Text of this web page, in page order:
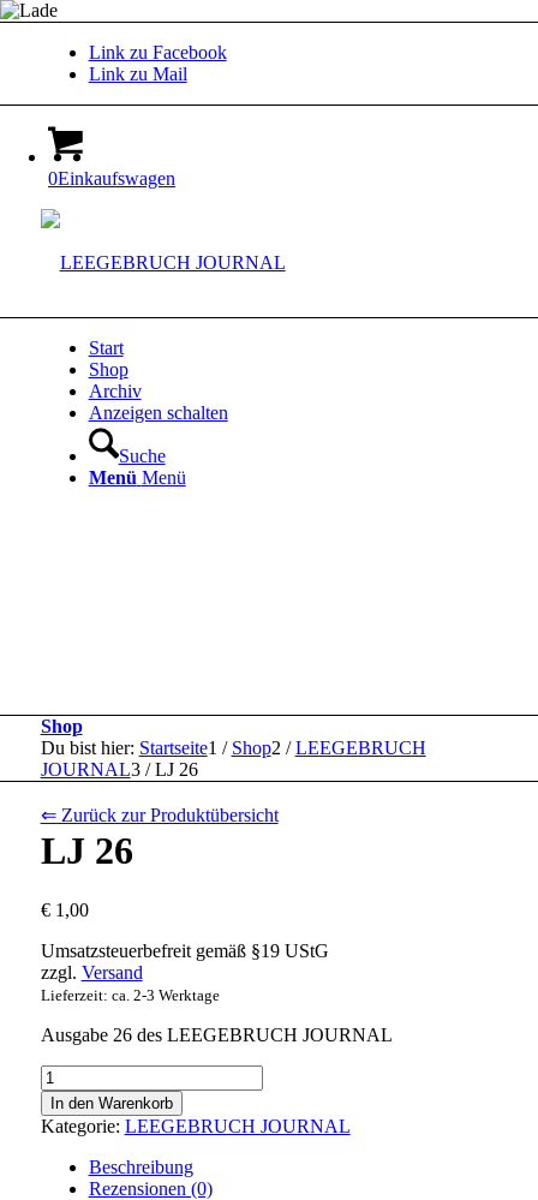
Link zu Facebook
Link zu Mail
0Einkaufswagen
Start
Shop
Archiv
Anzeigen schalten
Suche
Menü Menü
Shop
Du bist hier: Startseite1 / Shop2 / LEEGEBRUCH
JOURNAL3 / LJ 26
⇐ Zurück zur Produktübersicht
LJ 26
€1,00
Umsatzsteuerbefreit gemäß §19 UStG
zzgl. Versand
Lieferzeit: ca. 2-3 Werktage
Ausgabe 26 des LEEGEBRUCH JOURNAL
LJ
26
Menge
In den Warenkorb
Kategorie: LEEGEBRUCH JOURNAL
Beschreibung
Rezensionen (0)